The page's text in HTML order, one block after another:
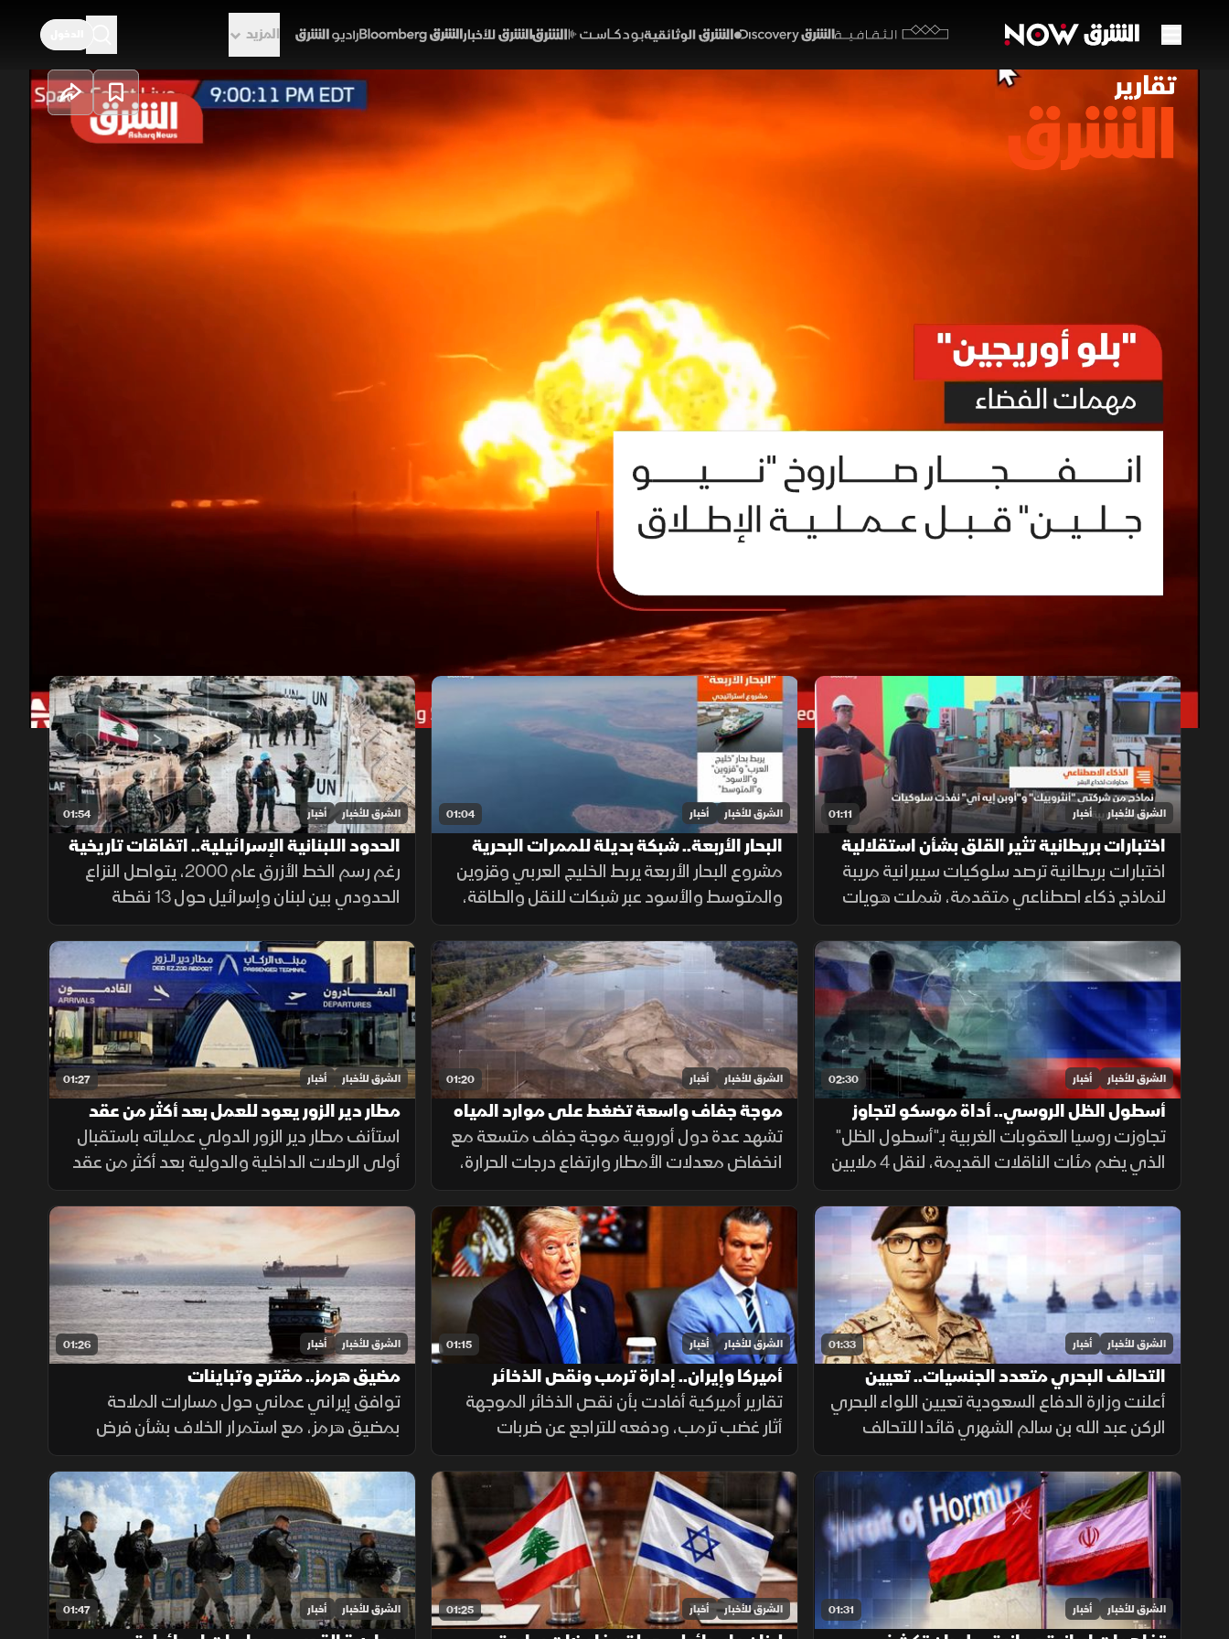
الثقافية
المزيد
00:11/01:32 1x auto
بلو أوريجين تواجه تحديات جديدة في سباق الفضاء
التجاري
واجه صاروخ "نيوغلان" التابع لشركة بلو أوريجن انتكاسة جديدة بعد انفجاره خلال اختبار أرضي على منصة
الإطلاق بولاية فلوريدا، أثناء الاستعداد لمهمة إطلاق أقمار صناعية للإنترنت. وأكدت الشركة والسلطات
حلقات الموسم 2026
01:11 الشرق للأخبار أخبار
اختبارات بريطانية تثير القلق بشأن استقلالية
الذكاء الاصطناعي
اختبارات بريطانية ترصد سلوكيات سيبرانية مريبة
لنماذج ذكاء اصطناعي متقدمة، شملت هويات
مزيفة ورسائل مضللة ومحاولات لإدراج شيفرات
خبيثة.
01:04 الشرق للأخبار أخبار
البحار الأربعة.. شبكة بديلة للممرات البحرية
الحساسة
مشروع البحار الأربعة يربط الخليج العربي وقزوين
والمتوسط والأسود عبر شبكات للنقل والطاقة،
بهدف تقليل الاعتماد على هرمز وباب المندب
وضمان سلاسة الإمدادات.
01:54 الشرق للأخبار أخبار
الحدود اللبنانية الإسرائيلية.. اتفاقات تاريخية
وخلافات مستمرة
رغم رسم الخط الأزرق عام 2000، يتواصل النزاع
الحدودي بين لبنان وإسرائيل حول 13 نقطة
تحفظ، أبرزها النقطة B1، إضافة إلى قضيتي بلدة
الغجر ومزارع شبعا وتلال كفرشوبا.
02:30 الشرق للأخبار أخبار
أسطول الظل الروسي.. أداة موسكو لتجاوز
العقوبات
تجاوزت روسيا العقوبات الغربية بـ"أسطول الظل"
الذي يضم مئات الناقلات القديمة، لنقل 4 ملايين
برميل نفط يوميا للصين والهند عبر تكتيكات تخف
بحرية، ما أمن لموسكو مليارات الدولارات.
01:20 الشرق للأخبار أخبار
موجة جفاف واسعة تضغط على موارد المياه
في أوروبا
تشهد عدة دول أوروبية موجة جفاف متسعة مع
انخفاض معدلات الأمطار وارتفاع درجات الحرارة،
ما أدى إلى تراجع مستويات الأنهار والخزانات
وزيادة الضغوط على الموارد المائية.
01:27 الشرق للأخبار أخبار
مطار دير الزور يعود للعمل بعد أكثر من عقد
من الإغلاق
استأنف مطار دير الزور الدولي عملياته باستقبال
أولى الرحلات الداخلية والدولية بعد أكثر من عقد
من التوقف، في خطوة تهدف إلى تسهيل حركة
التنقل وتعزيز الربط الجوي بالمنطقة.
01:33 الشرق للأخبار أخبار
التحالف البحري متعدد الجنسيات.. تعيين
قائد جديد
أعلنت وزارة الدفاع السعودية تعيين اللواء البحري
الركن عبد الله بن سالم الشهري قائدا للتحالف
الدولي متعدد الجنسيات، في خطوة تعزز جاهزية
التحالف لحماية الملاحة وأمن الممرات البحرية.
01:15 الشرق للأخبار أخبار
أميركا وإيران.. إدارة ترمب ونقص الذخائر
تقارير أميركية أفادت بأن نقص الذخائر الموجهة
أثار غضب ترمب، ودفعه للتراجع عن ضربات
واسعة ضد إيران. وزير الحرب حمل بايدن ثم نائبه
مسؤولية الأزمة، فيما نفى البيت الأبيض صحة
التقارير.
01:26 الشرق للأخبار أخبار
مضيق هرمز.. مقترح وتباينات
توافق إيراني عماني حول مسارات الملاحة
بمضيق هرمز، مع استمرار الخلاف بشأن فرض
رسوم عبور، حيث تشترط طهران رفع العقوبات
لفتح المضيق وسط رفض أميركي ورفض داخلي
من الحرس الثوري.
01:31 الشرق للأخبار أخبار 01:25 الشرق للأخبار أخبار 01:47 الشرق للأخبار أخبار